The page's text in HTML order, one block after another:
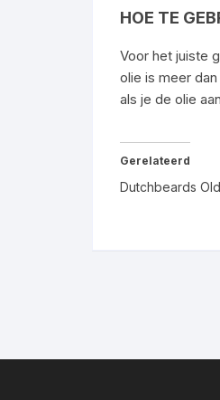
HOE TE
Voor het juiste
olie is meer
als je de olie
Gerelateerd
Dutchbeards